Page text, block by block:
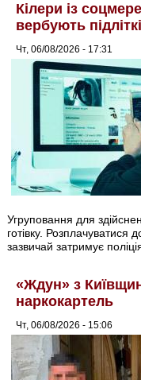
Кілери із
вербують
Чт, 06/08/2026 - 17:31
Угруповання для
готівку. Розплачуватися
зазвичай затримує
«Ждун» з
наркокартель
Чт, 06/08/2026 - 15:06